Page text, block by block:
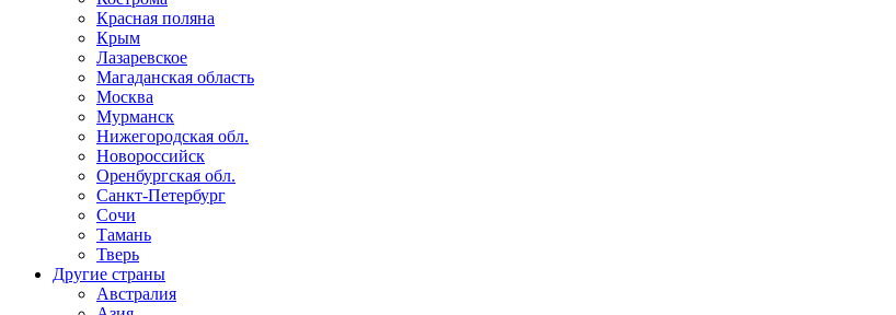
Красная поляна
Крым
Лазаревское
Магаданская область
Москва
Мурманск
Нижегородская обл.
Новороссийск
Оренбургская обл.
Санкт-Петербург
Сочи
Тамань
Тверь
Другие страны
Австралия